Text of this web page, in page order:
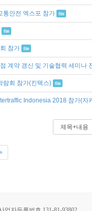
통안전 엑스포 참가 file
file
참가 file
계약 갱신 및 기술협력 세미나
람회 참가(킨텍스) file
Indonesia 2018 참가(자